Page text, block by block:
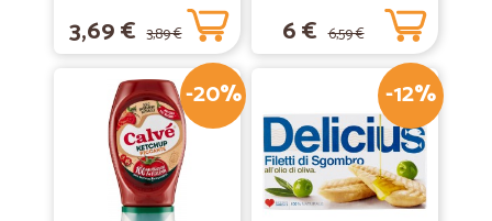
3,69 € 3,89 € 6 € 6,59 €
-20% -12%